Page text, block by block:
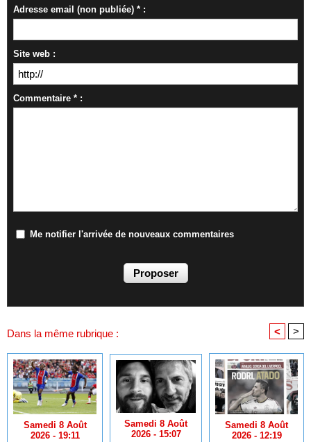
Adresse email (non publiée) * :
Site web :
Commentaire * :
Me notifier l'arrivée de nouveaux commentaires
Dans la même rubrique : < >
Samedi 8 Août
2026 - 19:11
Samedi 8 Août
2026 - 15:07
Samedi 8 Août
2026 - 12:19